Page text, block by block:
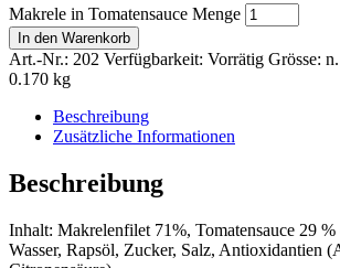
Makrele in Tomatensauce Menge
In den Warenkorb
Art.-Nr.: 202 Verfügbarkeit: Vorrätig Grösse:
0.170 kg
Beschreibung
Zusätzliche Informationen
Beschreibung
Inhalt: Makrelenfilet 71%, Tomatensauce 29 %
Wasser, Rapsöl, Zucker, Salz, Antioxidantien